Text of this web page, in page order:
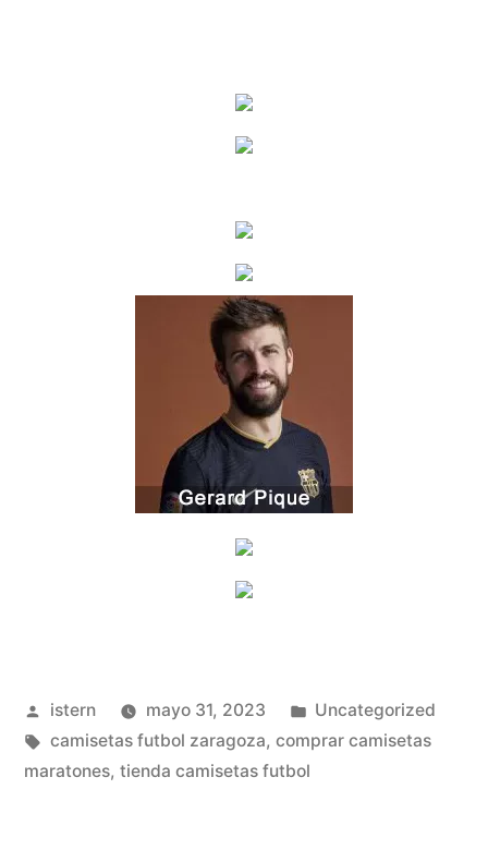
Publicado
por
istern mayo 31, 2023
Publicado
en
Uncategorized
Etiquetas:
camisetas futbol zaragoza, comprar camisetas
maratones, tienda camisetas futbol